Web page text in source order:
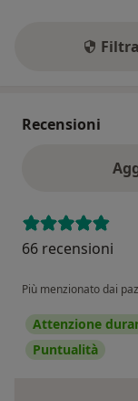
Recensioni
66 recensioni
Più menzionato dai
Attenzione
Puntualità